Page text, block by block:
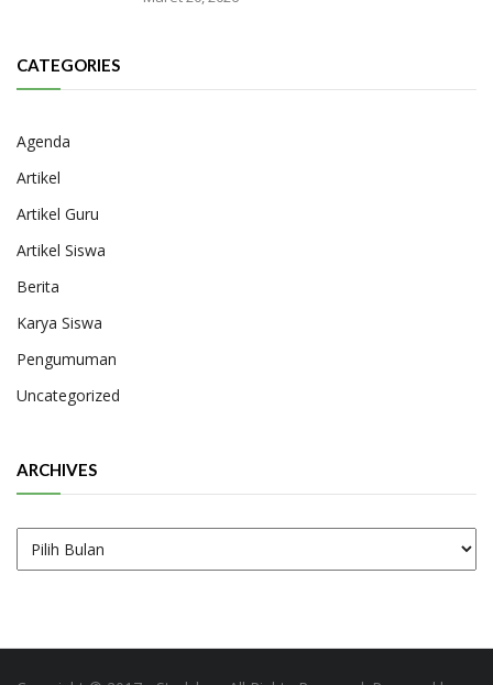
CATEGORIES
Agenda
Artikel
Artikel Guru
Artikel Siswa
Berita
Karya Siswa
Pengumuman
Uncategorized
ARCHIVES